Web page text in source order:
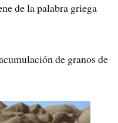
de la palabra griega
de granos de